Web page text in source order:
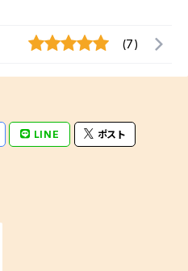
(7)
LINE ポスト